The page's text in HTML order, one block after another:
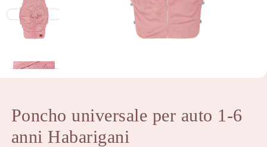
Poncho universale per auto 1-6
anni Habarigani